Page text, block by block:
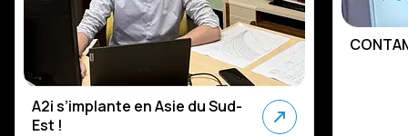
A2i s’implante en Asie du Sud-
Est !